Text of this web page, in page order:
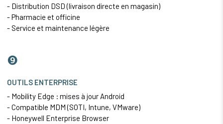
- Distribution DSD (livraison directe en magasin)
- Pharmacie et officine
- Service et maintenance légère
❾
OUTILS ENTERPRISE
- Mobility Edge : mises à jour Android
- Compatible MDM (SOTI, Intune, VMware)
- Honeywell Enterprise Browser